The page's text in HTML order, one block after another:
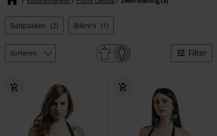
Badpakken (2) Bikini's (1)
Filter